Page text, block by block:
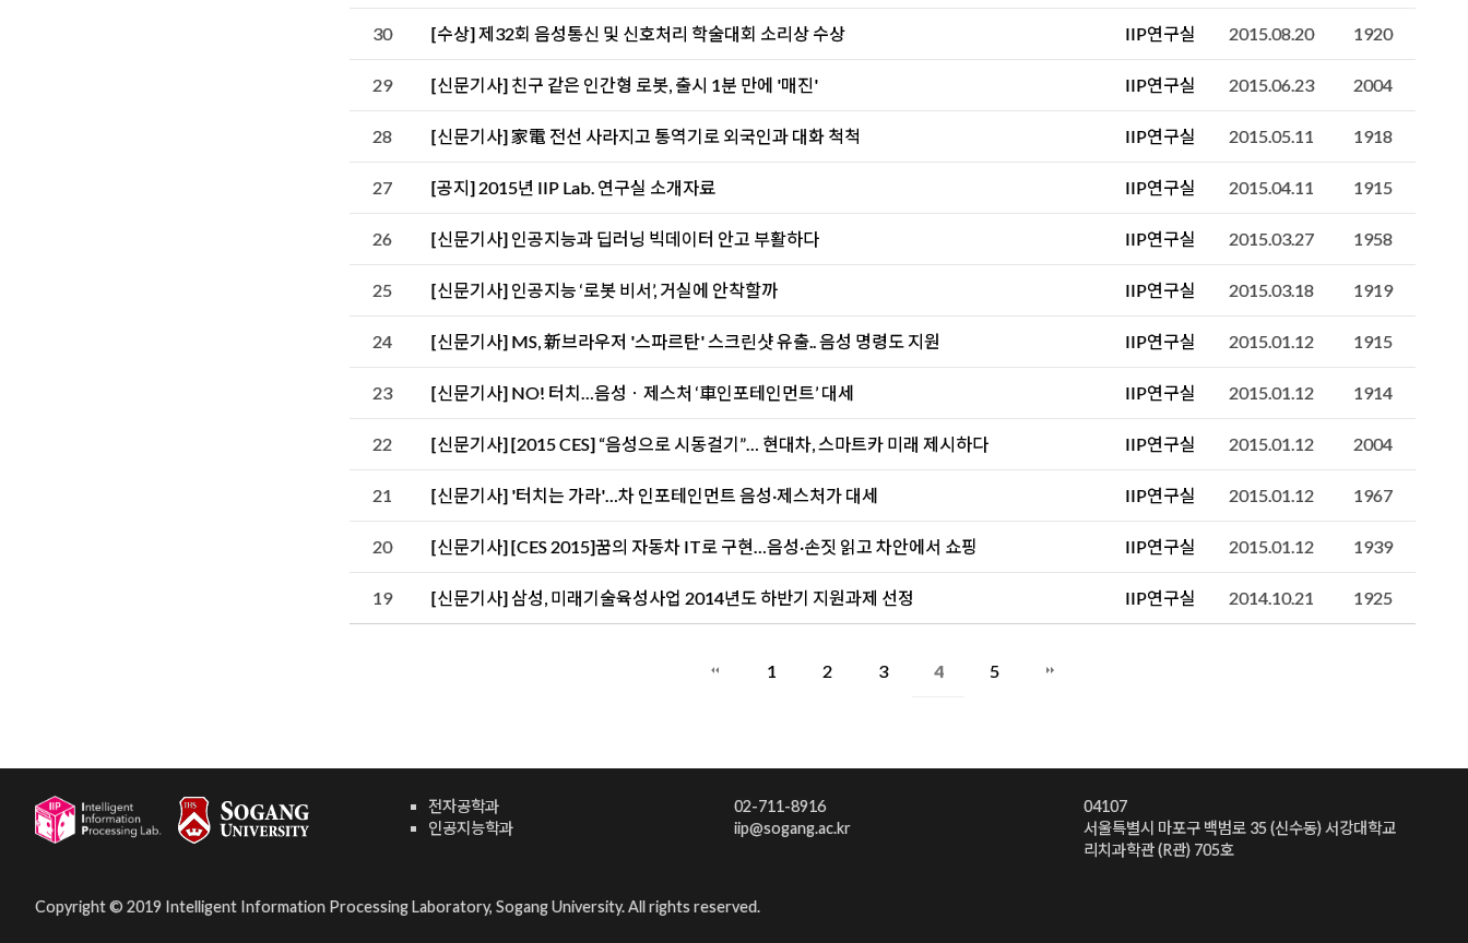
30 [수상] 제32회 음성통신 및 신호처리 학술대회 소리상 수상 IIP연구실 2015.08.20 1920
29 [신문기사] 친구 같은 인간형 로봇, 출시 1분 만에 '매진' IIP연구실 2015.06.23 2004
28 [신문기사] 家電 전선 사라지고 통역기로 외국인과 대화 척척 IIP연구실 2015.05.11 1918
27 [공지] 2015년 IIP Lab. 연구실 소개자료 IIP연구실 2015.04.11 1915
26 [신문기사] 인공지능과 딥러닝 빅데이터 안고 부활하다 IIP연구실 2015.03.27 1958
25 [신문기사] 인공지능 ‘로봇 비서’, 거실에 안착할까 IIP연구실 2015.03.18 1919
24 [신문기사] MS, 新브라우저 '스파르탄' 스크린샷 유출.. 음성 명령도 지원 IIP연구실 2015.01.12 1915
23 [신문기사] NO! 터치…음성ㆍ제스처 ‘車인포테인먼트’ 대세 IIP연구실 2015.01.12 1914
22 [신문기사] [2015 CES] “음성으로 시동걸기”… 현대차, 스마트카 미래 제시하다 IIP연구실 2015.01.12 2004
21 [신문기사] '터치는 가라'…차 인포테인먼트 음성·제스처가 대세 IIP연구실 2015.01.12 1967
20 [신문기사] [CES 2015]꿈의 자동차 IT로 구현…음성·손짓 읽고 차안에서 쇼핑 IIP연구실 2015.01.12 1939
19 [신문기사] 삼성, 미래기술육성사업 2014년도 하반기 지원과제 선정 IIP연구실 2014.10.21 1925
1 2 3 4 5
전자공학과
인공지능학과
02-711-8916
iip@sogang.ac.kr
04107
서울특별시 마포구 백범로 35 (신수동) 서강대학교
리치과학관 (R관) 705호
Copyright © 2019 Intelligent Information Processing Laboratory, Sogang University. All rights reserved.